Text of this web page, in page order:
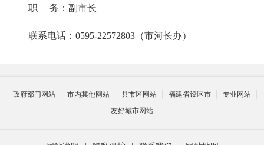
职 务：副市长
联系电话：0595-22572803（市河长办）
政府部门网站 市内其他网站 县市区网站 福建省设区市
专业网站
友好城市网站